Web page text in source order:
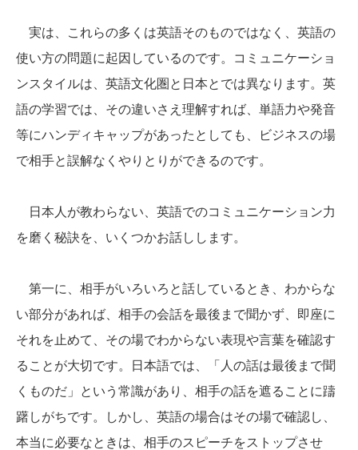
実は、これらの多くは英語そのものではなく、英語の
使い方の問題に起因しているのです。コミュニケーショ
ンスタイルは、英語文化圏と日本とでは異なります。英
語の学習では、その違いさえ理解すれば、単語力や発音
等にハンディキャップがあったとしても、ビジネスの場
で相手と誤解なくやりとりができるのです。
日本人が教わらない、英語でのコミュニケーション力
を磨く秘訣を、いくつかお話しします。
第一に、相手がいろいろと話しているとき、わからな
い部分があれば、相手の会話を最後まで聞かず、即座に
それを止めて、その場でわからない表現や言葉を確認す
ることが大切です。日本語では、「人の話は最後まで聞
くものだ」という常識があり、相手の話を遮ることに躊
躇しがちです。しかし、英語の場合はその場で確認し、
本当に必要なときは、相手のスピーチをストップさせ